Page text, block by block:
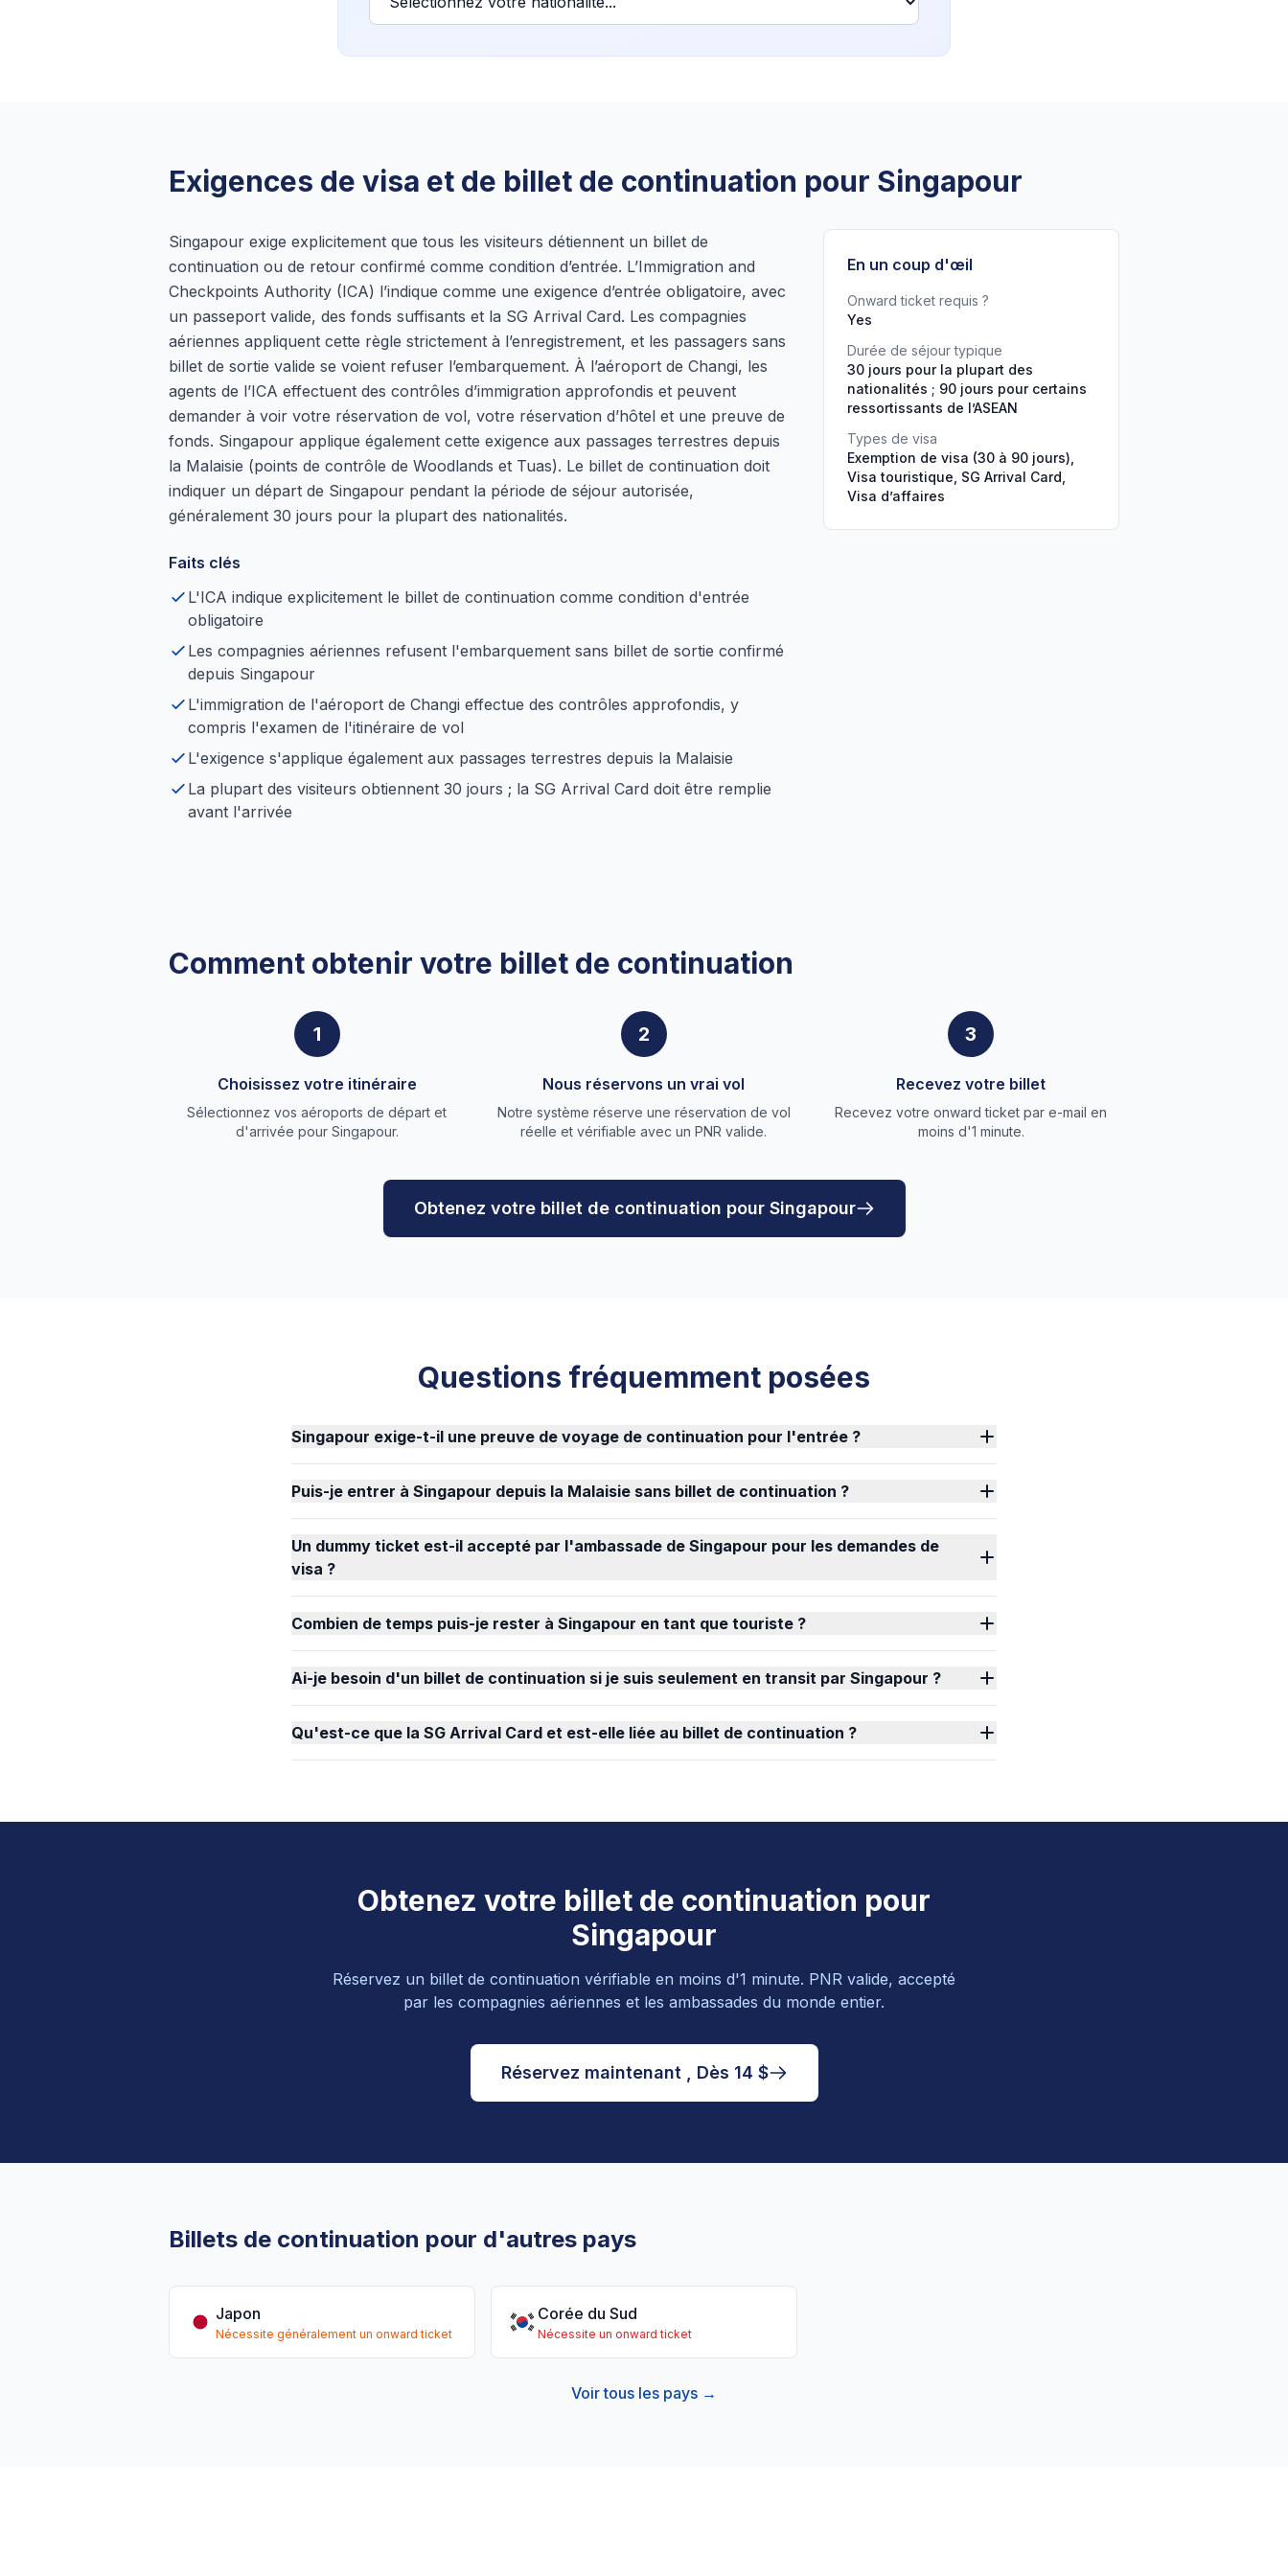
Exigences de visa et de billet de continuation pour Singapour
Singapour exige explicitement que tous les visiteurs détiennent un billet de
continuation ou de retour confirmé comme condition d’entrée. L’Immigration and
Checkpoints Authority (ICA) l’indique comme une exigence d’entrée obligatoire, avec
un passeport valide, des fonds suffisants et la SG Arrival Card. Les compagnies
aériennes appliquent cette règle strictement à l’enregistrement, et les passagers sans
billet de sortie valide se voient refuser l’embarquement. À l’aéroport de Changi, les
agents de l’ICA effectuent des contrôles d’immigration approfondis et peuvent
demander à voir votre réservation de vol, votre réservation d’hôtel et une preuve de
fonds. Singapour applique également cette exigence aux passages terrestres depuis
la Malaisie (points de contrôle de Woodlands et Tuas). Le billet de continuation doit
indiquer un départ de Singapour pendant la période de séjour autorisée,
généralement 30 jours pour la plupart des nationalités.
Faits clés
L'ICA indique explicitement le billet de continuation comme condition d'entrée
obligatoire
Les compagnies aériennes refusent l'embarquement sans billet de sortie confirmé
depuis Singapour
L'immigration de l'aéroport de Changi effectue des contrôles approfondis, y
compris l'examen de l'itinéraire de vol
L'exigence s'applique également aux passages terrestres depuis la Malaisie
La plupart des visiteurs obtiennent 30 jours ; la SG Arrival Card doit être remplie
avant l'arrivée
En un coup d'œil
Onward ticket requis ?
Yes
Durée de séjour typique
30 jours pour la plupart des
nationalités ; 90 jours pour certains
ressortissants de l’ASEAN
Types de visa
Exemption de visa (30 à 90 jours),
Visa touristique, SG Arrival Card,
Visa d’affaires
Comment obtenir votre billet de continuation
1
Choisissez votre itinéraire
Sélectionnez vos aéroports de départ et
d'arrivée pour Singapour.
2
Nous réservons un vrai vol
Notre système réserve une réservation de vol
réelle et vérifiable avec un PNR valide.
3
Recevez votre billet
Recevez votre onward ticket par e-mail en
moins d'1 minute.
Obtenez votre billet de continuation pour Singapour
Questions fréquemment posées
Singapour exige-t-il une preuve de voyage de continuation pour l'entrée ?
Puis-je entrer à Singapour depuis la Malaisie sans billet de continuation ?
Un dummy ticket est-il accepté par l'ambassade de Singapour pour les demandes de
visa ?
Combien de temps puis-je rester à Singapour en tant que touriste ?
Ai-je besoin d'un billet de continuation si je suis seulement en transit par Singapour ?
Qu'est-ce que la SG Arrival Card et est-elle liée au billet de continuation ?
Obtenez votre billet de continuation pour
Singapour
Réservez un billet de continuation vérifiable en moins d'1 minute. PNR valide, accepté
par les compagnies aériennes et les ambassades du monde entier.
Réservez maintenant , Dès 14 $
Billets de continuation pour d'autres pays
Japon
Nécessite généralement un onward ticket
Corée du Sud
Nécessite un onward ticket
Voir tous les pays →